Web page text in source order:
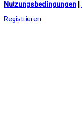
Nutzungsbedingungen
Registrieren